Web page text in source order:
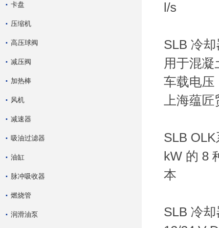
卡盘
压缩机
高压球阀
减压阀
加热棒
风机
减速器
吸油过滤器
油缸
脉冲吸收器
燃烧管
润滑油泵
l/s
SLB 冷
用于混
车载电压
上海蕴
SLB
kW 的 8
本
SLB 冷